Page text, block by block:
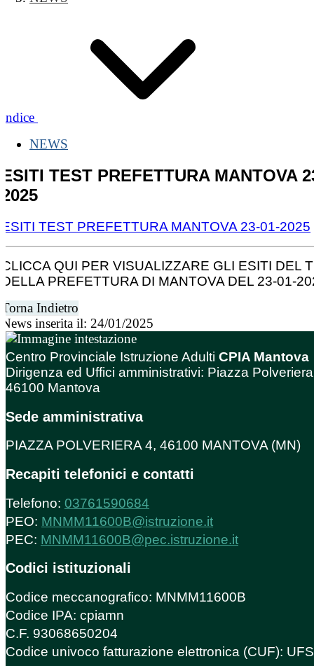
Indice
NEWS
ESITI TEST PREFETTURA MANTOVA
2025
ESITI TEST PREFETTURA MANTOVA 23-01-2025
CLICCA QUI PER VISUALIZZARE GLI ESITI DEL
DELLA PREFETTURA DI MANTOVA DEL 23-01-
Torna Indietro
News inserita il: 24/01/2025
Centro Provinciale Istruzione Adulti CPIA Mantova
Dirigenza ed Uffici amministrativi: Piazza
46100 Mantova
Sede amministrativa
PIAZZA POLVERIERA 4, 46100 MANTOVA (MN)
Recapiti telefonici e contatti
Telefono: 03761590684
PEO: MNMM11600B@istruzione.it
PEC: MNMM11600B@pec.istruzione.it
Codici istituzionali
Codice meccanografico: MNMM11600B
Codice IPA: cpiamn
C.F. 93068650204
Codice univoco fatturazione elettronica (CUF):